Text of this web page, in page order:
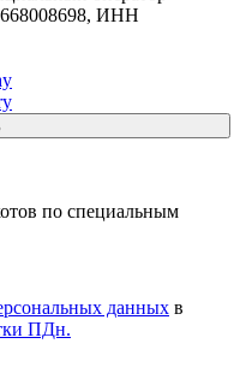
ИНН
по специальным
данных в
ПДн.